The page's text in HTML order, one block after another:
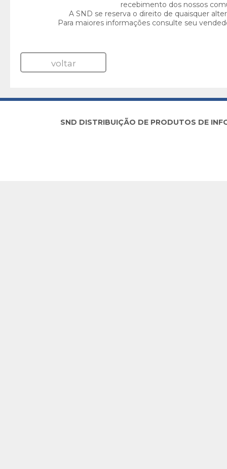
recebimento dos nossos
A SND se reserva o direito de quaisquer
Para maiores informações consulte seu
voltar
SND DISTRIBUIÇÃO DE PRODUTOS DE